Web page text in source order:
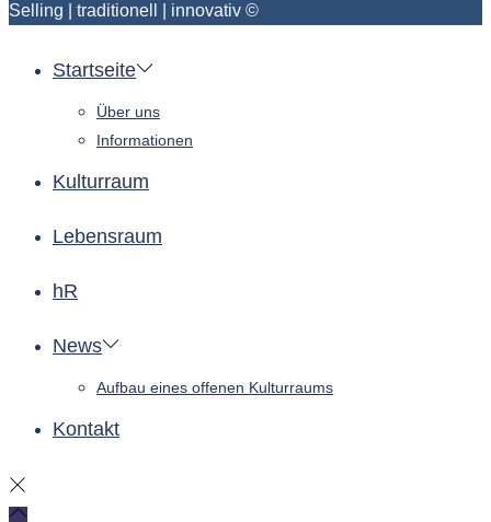
Selling | traditionell | innovativ ©
Startseite
Über uns
Informationen
Kulturraum
Lebensraum
hR
News
Aufbau eines offenen Kulturraums
Kontakt